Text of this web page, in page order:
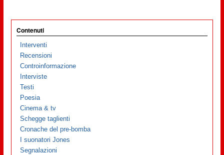
Contenuti
Interventi
Recensioni
Controinformazione
Interviste
Testi
Poesia
Cinema & tv
Schegge taglienti
Cronache del pre-bomba
I suonatori Jones
Segnalazioni